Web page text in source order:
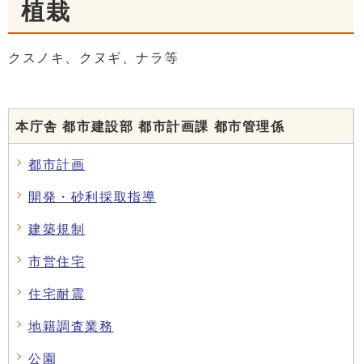
植栽
クスノキ、クヌギ、ナラ等
本庁舎 都市建設部 都市計画課 都市管理係
都市計画
開発・砂利採取指導
建築規制
市営住宅
住宅耐震
地籍調査業務
公園